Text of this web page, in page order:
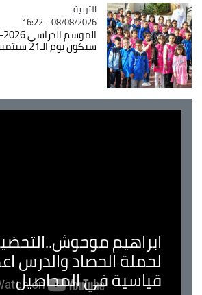
Catégorie
التربية
08/08/2026 - 16:22
سيكون يوم الـ21 سبتمبر
ابراهيم موحوش..التحضير
لحملة الحصاد والدرس
قياسية في المحاصيل